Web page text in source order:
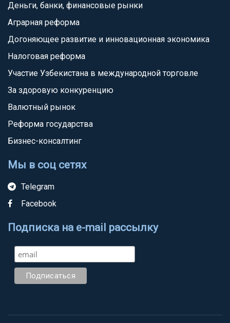
Деньги, банки, финансовые рынки
Аграрная реформа
Догоняющее развитие и инновационная экономика
Налоговая реформа
Участие Узбекистана в международной торговле
За здоровую конкуренцию
Валютный рынок
Реформа государства
Бизнес-консалтинг
Мы в соц сетях
Telegram
Facebook
Подписка на e-mail рассылку